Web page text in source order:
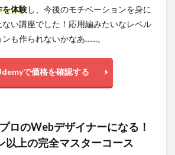
体験し、今後のモチベーションを身に
い講座でした！応用編みたいなレベル
も作られないかなあ……。
で価格を確認する
ロのWebデザイナーになる！
以上の完全マスターコース